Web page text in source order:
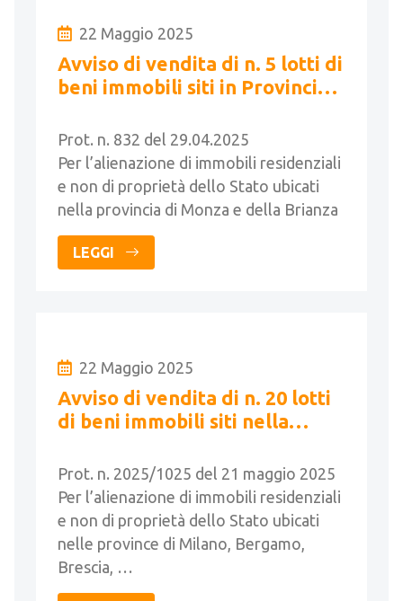
22 Maggio 2025
Avviso di vendita di n. 5 lotti di
beni immobili siti in Provincia
Prot. n. 832 del 29.04.2025
Per l’alienazione di immobili residenziali
e non di proprietà dello Stato ubicati
nella provincia di Monza e della Brianza
LEGGI
22 Maggio 2025
Avviso di vendita di n. 20 lotti
di beni immobili siti nella
Prot. n. 2025/1025 del 21 maggio 2025
Per l’alienazione di immobili residenziali
e non di proprietà dello Stato ubicati
nelle province di Milano, Bergamo,
Brescia, …